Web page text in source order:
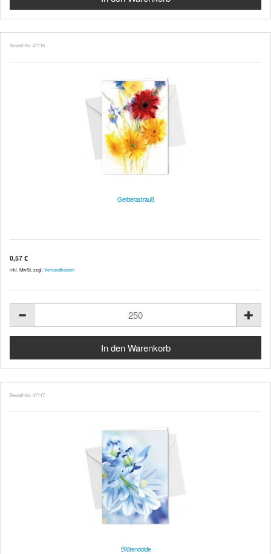
Bestell-Nr. 47116
Gerberastrauß
0,57 €
inkl. MwSt. zzgl. Versandkosten
Bestell-Nr. 47117
Blütendolde